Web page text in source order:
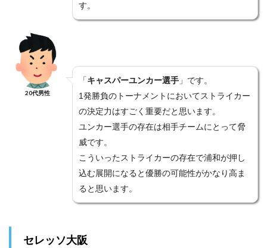
す。
20代男性
「キャスパーユンカー選手 」です。
1発勝負のトーナメントにおいてストライカー
の決定力はすごく重要だと思います。
ユンカー選手の存在は相手チームにとって脅
威です。
こういったストライカーの存在で浦和が押し
込む展開になると優勝の可能性がかなり高ま
ると思います。
セレッソ大阪